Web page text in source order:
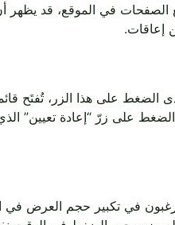
الصفحات في الموقع، قد يظهر
إعاقات.
الضغط على هذا الزر، تُفتَح